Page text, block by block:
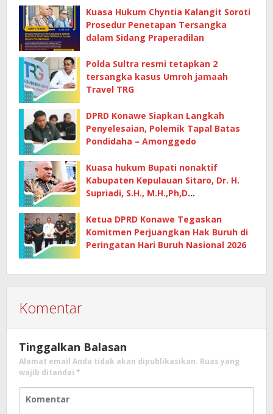
Kuasa Hukum Chyntia Kalangit Soroti
Prosedur Penetapan Tersangka
dalam Sidang Praperadilan
Polda Sultra resmi tetapkan 2
tersangka kasus Umroh jamaah
Travel TRG
DPRD Konawe Siapkan Langkah
Penyelesaian, Polemik Tapal Batas
Pondidaha – Amonggedo
Kuasa hukum Bupati nonaktif
Kabupaten Kepulauan Sitaro, Dr. H.
Supriadi, S.H., M.H.,Ph,D
kerugian negara
Ketua DPRD Konawe Tegaskan
Komitmen Perjuangkan Hak Buruh di
Peringatan Hari Buruh Nasional 2026
Komentar
Tinggalkan Balasan
Alamat email Anda tidak akan dipublikasikan. Ruas yang
wajib ditandai *